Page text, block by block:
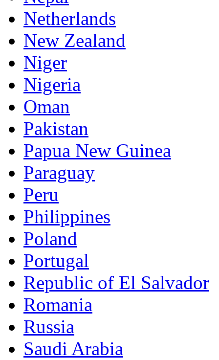
Netherlands
New Zealand
Niger
Nigeria
Oman
Pakistan
Papua New Guinea
Paraguay
Peru
Philippines
Poland
Portugal
Republic of El Salvador
Romania
Russia
Saudi Arabia